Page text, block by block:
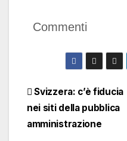
Commenti
Navigazione
articoli
Svizzera: c’è fiducia
nei siti della pubblica
amministrazione